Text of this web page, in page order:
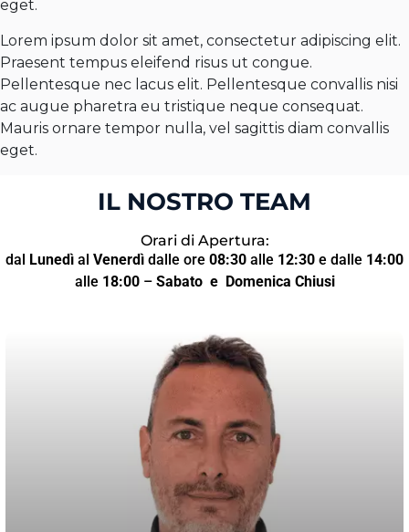
eget.
Lorem ipsum dolor sit amet, consectetur adipiscing elit.
Praesent tempus eleifend risus ut congue.
Pellentesque nec lacus elit. Pellentesque convallis nisi
ac augue pharetra eu tristique neque consequat.
Mauris ornare tempor nulla, vel sagittis diam convallis
eget.
IL NOSTRO TEAM
Orari di Apertura:
dal Lunedì al Venerdì dalle ore 08:30 alle 12:30 e dalle 14:00
alle 18:00– Sabato e Domenica Chiusi